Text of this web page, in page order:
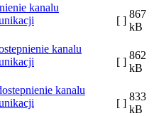
kanalu
[ ]
867
kB
kanalu
[ ]
862
kB
kanalu
[ ]
833
kB